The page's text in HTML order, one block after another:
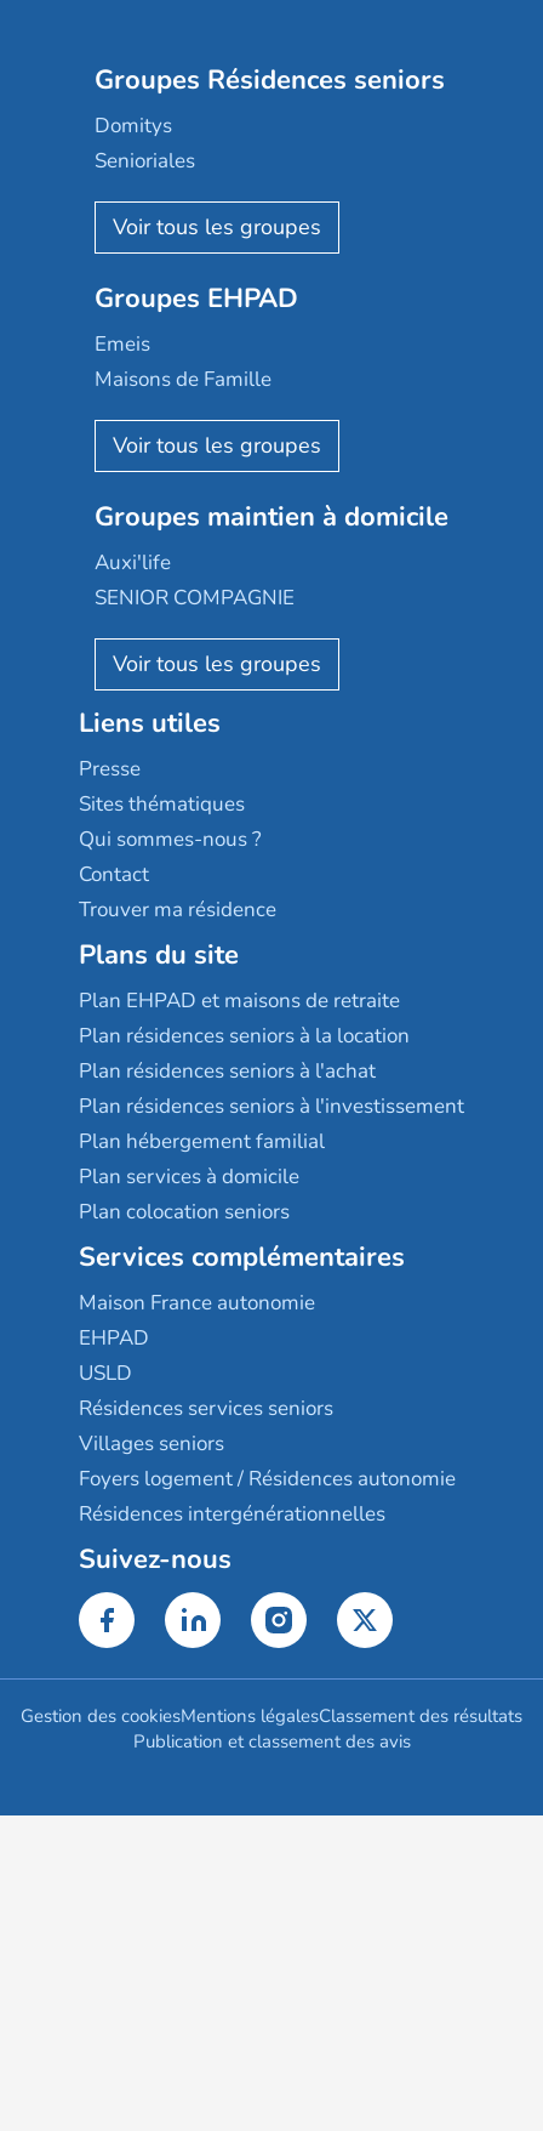
Groupes Résidences seniors
Domitys
Senioriales
Nohée
Les Résidentiels
Mobicap
Domusvi
Happy Senior
Aquarelia
Nexity edenea
Les jardins d'Arcadie
Occitalia
Appartseniors
Reseda
Stella management
Les villages d'or
Sérénys
Résidences services Villa Médicis
Groupes EHPAD
Emeis
Maisons de Famille
Korian
Emera
Groupe SOS
Le Noble Âge
Almage
Résidalya
Groupe aplus
Groupes maintien à domicile
Auxi'life
SENIOR COMPAGNIE
AGE D'OR Services
Liens utiles
Presse
Sites thématiques
Qui sommes-nous ?
Contact
Trouver ma résidence
Plans du site
Plan EHPAD et maisons de retraite
Plan résidences seniors à la location
Plan résidences seniors à l'achat
Plan résidences seniors à l'investissement
Plan hébergement familial
Plan services à domicile
Plan colocation seniors
Services complémentaires
Maison France autonomie
EHPAD
USLD
Résidences services seniors
Villages seniors
Foyers logement / Résidences autonomie
Résidences intergénérationnelles
Suivez-nous
Gestion des cookiesMentions légalesClassement des résultats
Publication et classement des avis